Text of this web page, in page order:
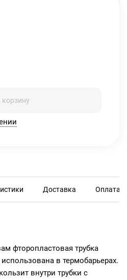
корзину
Доставка Оплата
фторопластовая трубка
в термобарьерах.
внутри трубки с